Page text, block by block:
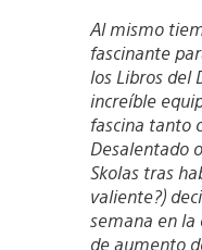
Al mismo
fascinante
los Libros del
increíble
fascina tanto
Desalentado
Skolas tras
valiente?)
semana en
de aumento